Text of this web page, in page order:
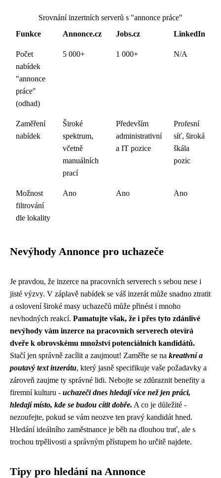
Srovnání inzertních serverů s "annonce práce"
Funkce
Annonce.cz Jobs.cz LinkedIn
Počet
nabídek
"annonce
práce"
(odhad)
5 000+ 1 000+ N/A
Zaměření
nabídek
Široké
spektrum,
včetně
manuálních
prací
Především
administrativní
a IT pozice
Profesní
síť, široká
škála
pozic
Možnost
filtrování
dle lokality
Ano Ano Ano
Nevýhody Annonce pro uchazeče
Je pravdou, že inzerce na pracovních serverech s sebou nese i
jisté výzvy. V záplavě nabídek se váš inzerát může snadno ztratit
a oslovení široké masy uchazečů může přinést i mnoho
nevhodných reakcí. Pamatujte však, že i přes tyto zdánlivé
nevýhody vám inzerce na pracovních serverech otevírá
dveře k obrovskému množství potenciálních kandidátů.
Stačí jen správně zacílit a zaujmout! Zaměřte se na kreativní a
poutavý text inzerátu, který jasně specifikuje vaše požadavky a
zároveň zaujme ty správné lidi. Nebojte se zdůraznit benefity a
firemní kulturu - uchazeči dnes hledají více než jen práci,
hledají místo, kde se budou cítit dobře. A co je důležité -
nezoufejte, pokud se vám neozve ten pravý kandidát hned.
Hledání ideálního zaměstnance je běh na dlouhou trať, ale s
trochou trpělivosti a správným přístupem ho určitě najdete.
Tipy pro hledání na Annonce